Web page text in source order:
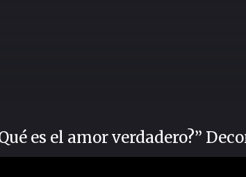
es el amor verdadero?”